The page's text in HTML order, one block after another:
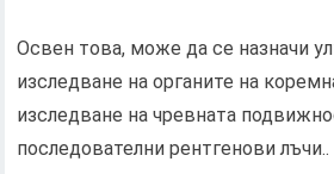
Освен това, може да се назначи
изследване на органите на
изследване на чревната
последователни рентгенови лъчи..